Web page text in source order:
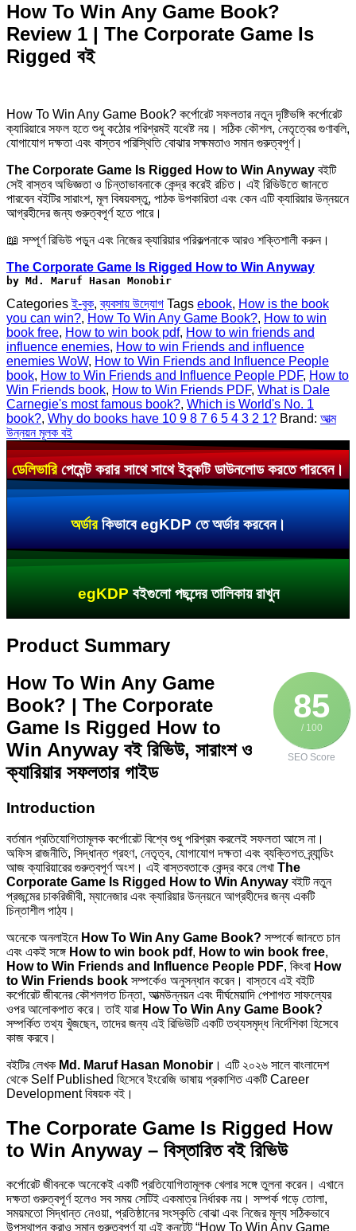
How To Win Any Game Book?
Review 1 | The Corporate Game Is
Rigged বই
How To Win Any Game Book? কর্পোরেট সফলতার নতুন দৃষ্টিভঙ্গি কর্পোরেট
ক্যারিয়ারে সফল হতে শুধু কঠোর পরিশ্রমই যথেষ্ট নয়। সঠিক কৌশল, নেতৃত্বের গুণাবলি,
যোগাযোগ দক্ষতা এবং বাস্তব পরিস্থিতি বোঝার সক্ষমতাও সমান গুরুত্বপূর্ণ।
The Corporate Game Is Rigged How to Win Anyway বইটি
সেই বাস্তব অভিজ্ঞতা ও চিন্তাভাবনাকে কেন্দ্র করেই রচিত। এই রিভিউতে জানতে
পারবেন বইটির সারাংশ, মূল বিষয়বস্তু, পাঠক উপকারিতা এবং কেন এটি ক্যারিয়ার উন্নয়নে
আগ্রহীদের জন্য গুরুত্বপূর্ণ হতে পারে।
📖 সম্পূর্ণ রিভিউ পড়ুন এবং নিজের ক্যারিয়ার পরিকল্পনাকে আরও শক্তিশালী করুন।
The Corporate Game Is Rigged How to Win Anyway
by Md. Maruf Hasan Monobir
Categories ই-বুক,ব্যবসায় উদ্যোগ Tags ebook, How is the book
you can win?, How To Win Any Game Book?, How to win
book free, How to win book pdf, How to win friends and
influence enemies, How to win Friends and influence
enemies WoW, How to Win Friends and Influence People
book, How to Win Friends and Influence People PDF, How to
Win Friends book, How to Win Friends PDF, What is Dale
Carnegie's most famous book?, Which is World's No. 1
book?, Why do books have 10 9 8 7 6 5 4 3 2 1? Brand: আত্ম
উন্নয়ন মূলক বই
ডেলিভারি পেমেন্ট করার সাথে সাথে ইবুকটি ডাউনলোড করতে পারবেন।
অর্ডার কিভাবে egKDP তে অর্ডার করবেন।
egKDP বইগুলো পছন্দের তালিকায় রাখুন
Product Summary
85
/ 100
SEO Score
How To Win Any Game
Book? | The Corporate
Game Is Rigged How to
Win Anyway বই রিভিউ, সারাংশ ও
ক্যারিয়ার সফলতার গাইড
Introduction
বর্তমান প্রতিযোগিতামূলক কর্পোরেট বিশ্বে শুধু পরিশ্রম করলেই সফলতা আসে না।
অফিস রাজনীতি, সিদ্ধান্ত গ্রহণ, নেতৃত্ব, যোগাযোগ দক্ষতা এবং ব্যক্তিগত ব্র্যান্ডিং
আজ ক্যারিয়ারের গুরুত্বপূর্ণ অংশ। এই বাস্তবতাকে কেন্দ্র করে লেখা The
Corporate Game Is Rigged How to Win Anyway বইটি নতুন
প্রজন্মের চাকরিজীবী, ম্যানেজার এবং ক্যারিয়ার উন্নয়নে আগ্রহীদের জন্য একটি
চিন্তাশীল পাঠ্য।
অনেকে অনলাইনে How To Win Any Game Book? সম্পর্কে জানতে চান
এবং একই সঙ্গে How to win book pdf, How to win book free,
How to Win Friends and Influence People PDF, কিংবা How
to Win Friends book সম্পর্কেও অনুসন্ধান করেন। বাস্তবে এই বইটি
কর্পোরেট জীবনের কৌশলগত চিন্তা, আত্মউন্নয়ন এবং দীর্ঘমেয়াদি পেশাগত সাফল্যের
ওপর আলোকপাত করে। তাই যারা How To Win Any Game Book?
সম্পর্কিত তথ্য খুঁজছেন, তাদের জন্য এই রিভিউটি একটি তথ্যসমৃদ্ধ নির্দেশিকা হিসেবে
কাজ করবে।
বইটির লেখক Md. Maruf Hasan Monobir । এটি ২০২৬ সালে বাংলাদেশ
থেকে Self Published হিসেবে ইংরেজি ভাষায় প্রকাশিত একটি Career
Development বিষয়ক বই।
The Corporate Game Is Rigged How
to Win Anyway – বিস্তারিত বই রিভিউ
কর্পোরেট জীবনকে অনেকেই একটি প্রতিযোগিতামূলক খেলার সঙ্গে তুলনা করেন। এখানে
দক্ষতা গুরুত্বপূর্ণ হলেও সব সময় সেটিই একমাত্র নির্ধারক নয়। সম্পর্ক গড়ে তোলা,
সময়মতো সিদ্ধান্ত নেওয়া, প্রতিষ্ঠানের সংস্কৃতি বোঝা এবং নিজের মূল্য সঠিকভাবে
উপস্থাপন করাও সমান গুরুত্বপূর্ণ যা এই কনটেন্ট “How To Win Any Game